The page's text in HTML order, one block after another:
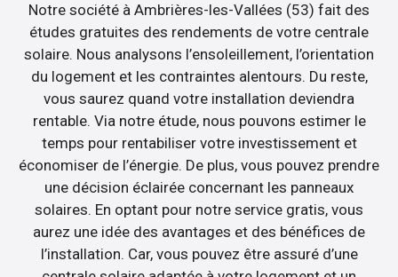
Notre société à Ambrières-les-Vallées (53) fait des
études gratuites des rendements de votre centrale
solaire. Nous analysons l’ensoleillement, l’orientation
du logement et les contraintes alentours. Du reste,
vous saurez quand votre installation deviendra
rentable. Via notre étude, nous pouvons estimer le
temps pour rentabiliser votre investissement et
économiser de l’énergie. De plus, vous pouvez prendre
une décision éclairée concernant les panneaux
solaires. En optant pour notre service gratis, vous
aurez une idée des avantages et des bénéfices de
l’installation. Car, vous pouvez être assuré d’une